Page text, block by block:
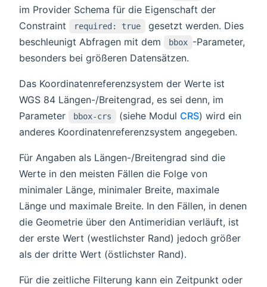
im Provider Schema für die Eigenschaft der
Constraint
required: true
gesetzt werden. Dies
beschleunigt Abfragen mit dem
bbox -Parameter,
besonders bei größeren Datensätzen.
Das Koordinatenreferenzsystem der Werte ist
WGS 84 Längen-/Breitengrad, es sei denn, im
Parameter
bbox-crs (siehe Modul CRS) wird ein
anderes Koordinatenreferenzsystem angegeben.
Für Angaben als Längen-/Breitengrad sind die
Werte in den meisten Fällen die Folge von
minimaler Länge, minimaler Breite, maximale
Länge und maximale Breite. In den Fällen, in denen
die Geometrie über den Antimeridian verläuft, ist
der erste Wert (westlichster Rand) jedoch größer
als der dritte Wert (östlichster Rand).
Für die zeitliche Filterung kann ein Zeitpunkt oder